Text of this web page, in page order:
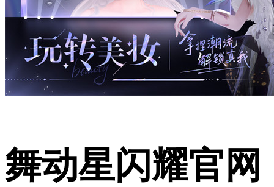
舞动星闪耀官网